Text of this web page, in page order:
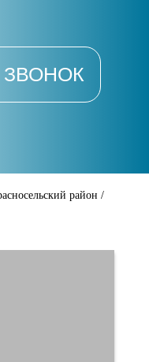
ЗВОНОК
район /